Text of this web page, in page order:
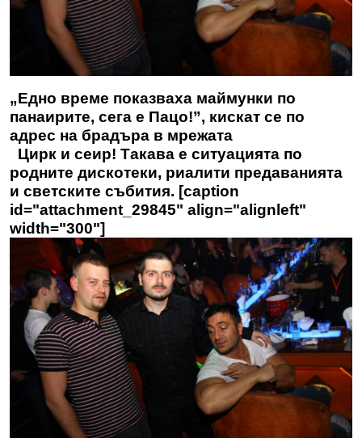
„Едно време показваха маймунки по
панаирите, сега е Пацо!”, кискат се по
адрес на брадъра в мрежата
Цирк и сеир! Такава е ситуацията по
родните дискотеки, риалити предаванията
и светските събития. [caption
id="attachment_29845" align="alignleft"
width="300"]